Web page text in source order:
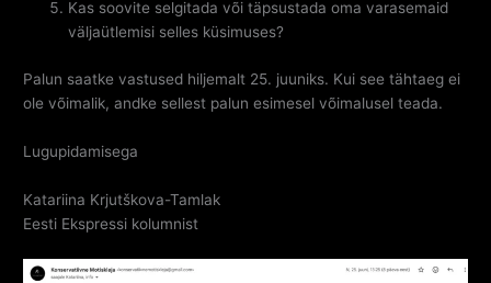
Kas soovite selgitada või täpsustada oma varasemaid
väljaütlemisi selles küsimuses?
Palun saatke vastused hiljemalt 25. juuniks. Kui see tähtaeg ei
ole võimalik, andke sellest palun esimesel võimalusel teada.
Lugupidamisega
Katariina Krjutškova-Tamlak
Eesti Ekspressi kolumnist